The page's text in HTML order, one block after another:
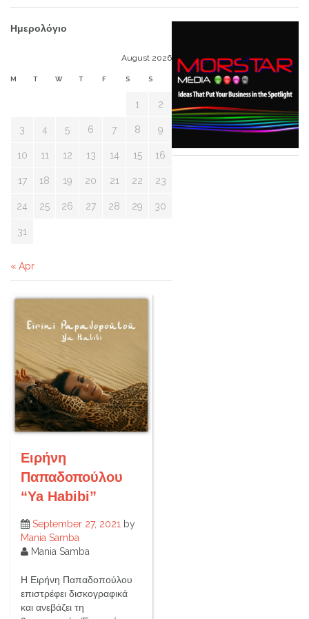
Ημερολόγιο
August 2026
M T W T F S S
1 2
3 4 5 6 7 8 9
10 11 12 13 14 15 16
17 18 19 20 21 22 23
24 25 26 27 28 29 30
31
« Apr
Ειρήνη
Παπαδοπούλου
“Ya Habibi”
September 27, 2021 by
Mania Samba
Mania Samba
Η Ειρήνη Παπαδοπούλου
επιστρέφει δισκογραφικά
και ανεβάζει τη